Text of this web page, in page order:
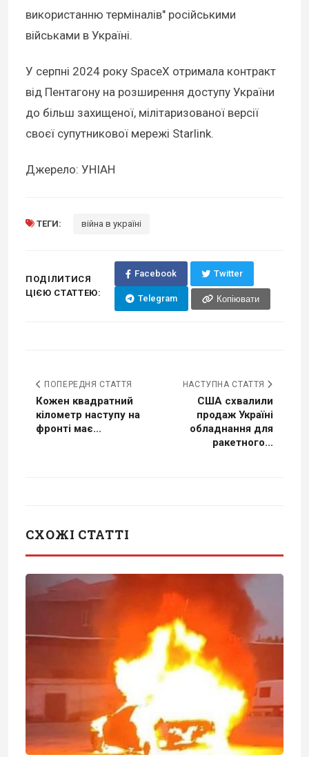
використанню терміналів" російськими
військами в Україні.
У серпні 2024 року SpaceX отримала контракт
від Пентагону на розширення доступу України
до більш захищеної, мілітаризованої версії
своєї супутникової мережі Starlink.
Джерело: УНІАН
ТЕГИ: війна в україні
ПОДІЛИТИСЯ
ЦІЄЮ СТАТТЕЮ:
Facebook Twitter
Telegram Копіювати
ПОПЕРЕДНЯ СТАТТЯ
Кожен квадратний
кілометр наступу на
фронті має...
НАСТУПНА СТАТТЯ
США схвалили
продаж Україні
обладнання для
ракетного...
СХОЖІ СТАТТІ